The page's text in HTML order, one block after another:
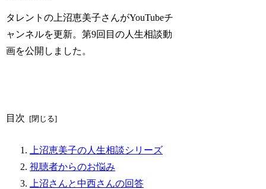
タレントの上沼恵美子さんがYouTubeチ
ャンネルを更新。第9回目の人生相談動
画を公開しました。
目次
上沼恵美子の人生相談シリーズ
視聴者からのお悩み
上沼さんと中西さんの回答